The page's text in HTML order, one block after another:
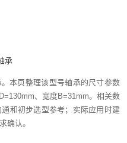
承
本页整理该型号轴承的尺寸参数
、宽度B=31mm。相关数
和初步选型参考；实际应用时建
确认。